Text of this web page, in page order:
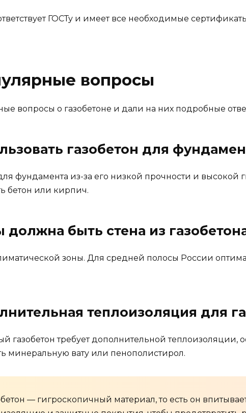
ГОСТу и имеет все необходимые
вопросы
вопросы о газобетоне и дали на них подробные
газобетон для
фундамента из-за его низкой прочности и
бетон или кирпич.
быть стена из
зоны. Для средней полосы России
теплоизоляция для
газобетон требует дополнительной теплоизоляции,
минеральную вату или пенополистирол.
— гигроскопичный материал, то есть он